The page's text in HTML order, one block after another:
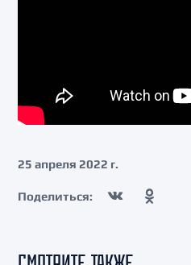
25 апреля 2022 г.
Поделиться: